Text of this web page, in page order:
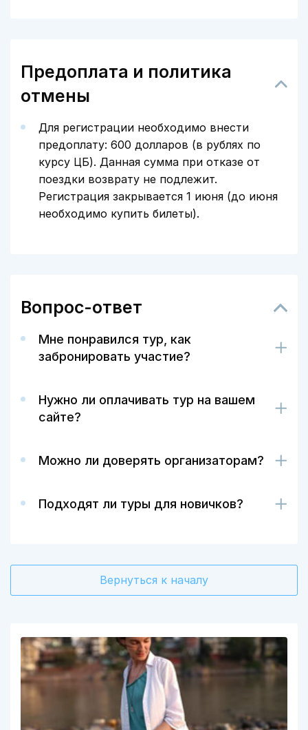
Предоплата и политика
отмены
Для регистрации необходимо внести
предоплату: 600 долларов (в рублях по
курсу ЦБ). Данная сумма при отказе от
поездки возврату не подлежит.
Регистрация закрывается 1 июня (до июня
необходимо купить билеты).
Вопрос-ответ
Мне понравился тур, как
забронировать участие?
Нужно ли оплачивать тур на вашем
сайте?
Можно ли доверять организаторам?
Подходят ли туры для новичков?
Вернуться к началу